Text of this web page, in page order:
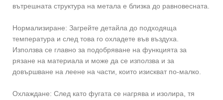
вътрешната структура на метала е близка до равновесната.
Нормализиране: Загрейте детайла до подходяща
температура и след това го охладете във въздуха.
Използва се главно за подобряване на функцията за
рязане на материала и може да се използва и за
довършване на леене на части, които изискват по-малко.
Охлаждане: След като фугата се нагрява и изолира, тя